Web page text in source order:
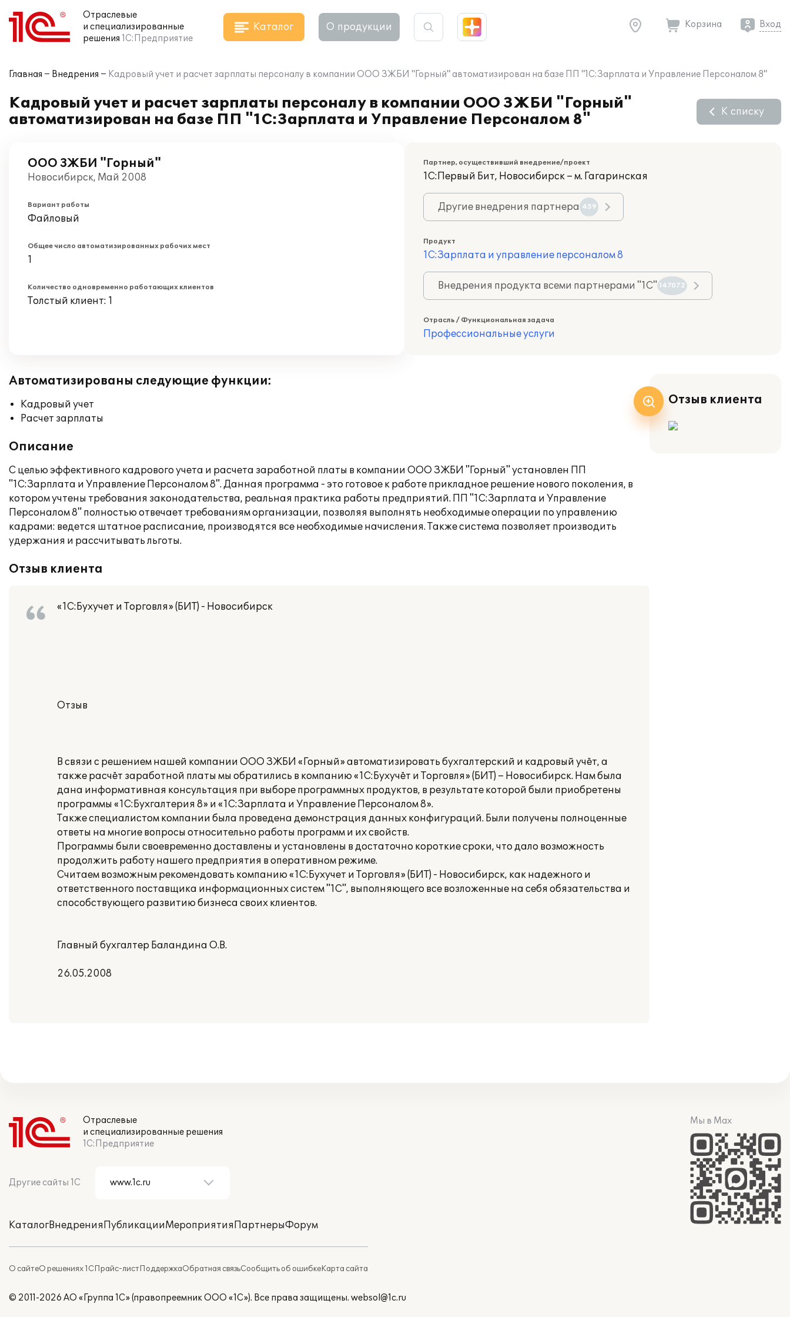
Отраслевые
и специализированные
решения 1С:Предприятие
Каталог О продукции Корзина Вход
Главная Внедрения Кадровый учет и расчет зарплаты персоналу в компании ООО ЗЖБИ "Горный" автоматизирован на базе ПП "1С:Зарплата и Управление Персоналом 8"
Кадровый учет и расчет зарплаты персоналу в компании ООО ЗЖБИ "Горный"
автоматизирован на базе ПП "1С:Зарплата и Управление Персоналом 8"
К списку
ООО ЗЖБИ "Горный"
Новосибирск, Май 2008
Вариант работы
Файловый
Общее число автоматизированных рабочих мест
1
Количество одновременно работающих клиентов
Толстый клиент: 1
Партнер, осуществивший внедрение/проект
1С:Первый Бит, Новосибирск – м. Гагаринская
Другие внедрения партнера 459
Продукт
1С:Зарплата и управление персоналом 8
Внедрения продукта всеми партнерами "1С" 147072
Отрасль / Функциональная задача
Профессиональные услуги
Автоматизированы следующие функции:
Кадровый учет
Расчет зарплаты
Описание
С целью эффективного кадрового учета и расчета заработной платы в компании ООО ЗЖБИ "Горный" установлен ПП
"1С:Зарплата и Управление Персоналом 8". Данная программа - это готовое к работе прикладное решение нового поколения, в
котором учтены требования законодательства, реальная практика работы предприятий. ПП "1С:Зарплата и Управление
Персоналом 8" полностью отвечает требованиям организации, позволяя выполнять необходимые операции по управлению
кадрами: ведется штатное расписание, производятся все необходимые начисления. Также система позволяет производить
удержания и рассчитывать льготы.
Отзыв клиента
«1С:Бухучет и Торговля» (БИТ) - Новосибирск
Отзыв
В связи с решением нашей компании ООО ЗЖБИ «Горный» автоматизировать бухгалтерский и кадровый учёт, а
также расчёт заработной платы мы обратились в компанию «1С:Бухучёт и Торговля» (БИТ) – Новосибирск. Нам была
дана информативная консультация при выборе программных продуктов, в результате которой были приобретены
программы «1С:Бухгалтерия 8» и «1С:Зарплата и Управление Персоналом 8».
Также специалистом компании была проведена демонстрация данных конфигураций. Были получены полноценные
ответы на многие вопросы относительно работы программ и их свойств.
Программы были своевременно доставлены и установлены в достаточно короткие сроки, что дало возможность
продолжить работу нашего предприятия в оперативном режиме.
Считаем возможным рекомендовать компанию «1С:Бухучет и Торговля» (БИТ) - Новосибирск, как надежного и
ответственного поставщика информационных систем "1С", выполняющего все возложенные на себя обязательства и
способствующего развитию бизнеса своих клиентов.
Главный бухгалтер Баландина О.В.
26.05.2008
Отзыв клиента
Отраслевые
и специализированные решения
1С:Предприятие
Другие сайты 1С
КаталогВнедренияПубликацииМероприятияПартнерыФорум
О сайтеО решениях 1СПрайс-листПоддержкаОбратная связьСообщить об ошибкеКарта сайта
Мы в Max
© 2011-2026 АО «Группа 1С» (правопреемник ООО «1С»). Все права защищены. websol@1c.ru